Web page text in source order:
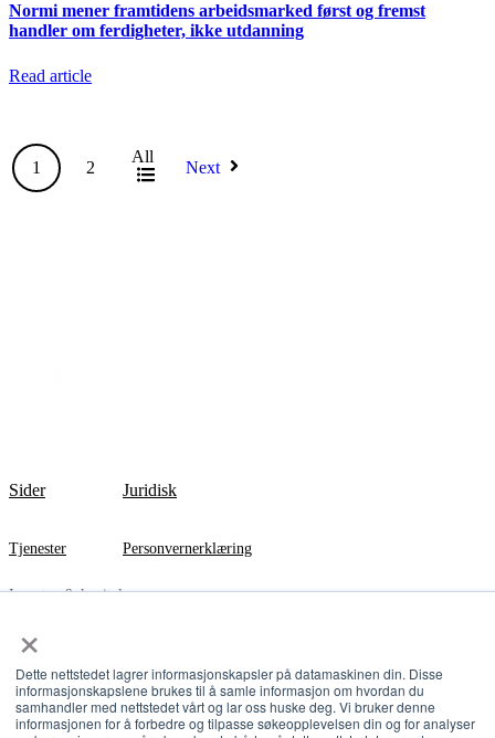
×
Dette nettstedet lagrer informasjonskapsler på datamaskinen din. Disse
informasjonskapslene brukes til å samle informasjon om hvordan du
samhandler med nettstedet vårt og lar oss huske deg. Vi bruker denne
informasjonen for å forbedre og tilpasse søkeopplevelsen din og for analyser
Normi mener framtidens arbeidsmarked først og fremst
handler om ferdigheter, ikke utdanning
Read article
1 2
All
Next
Sider
Tjenester
Investor & kapital
Agritech
InnoCamp
Om oss
Juridisk
Personvernerklæring